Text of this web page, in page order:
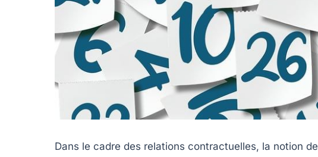
Dans le cadre des relations contractuelles, la notion de